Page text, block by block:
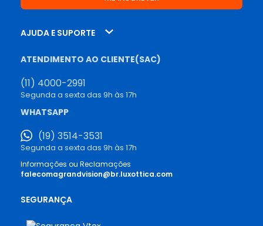
AJUDA E SUPORTE
ATENDIMENTO AO CLIENTE(SAC)
(11) 4000-2991
Segunda a sexta das 9h às 17h
WHATSAPP
(19) 3514-3531
Segunda a sexta das 9h às 17h
Informações ou Reclamações
falecomagrandvision@br.luxottica.com
SEGURANÇA